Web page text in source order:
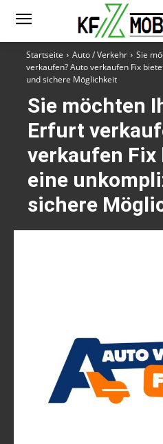
Startseite Auto / Verkehr
Sie
verkaufen? Auto verkaufen Fix
und sichere Möglichkeit
Sie möchten
Erfurt
verkaufen Fix
eine
sichere